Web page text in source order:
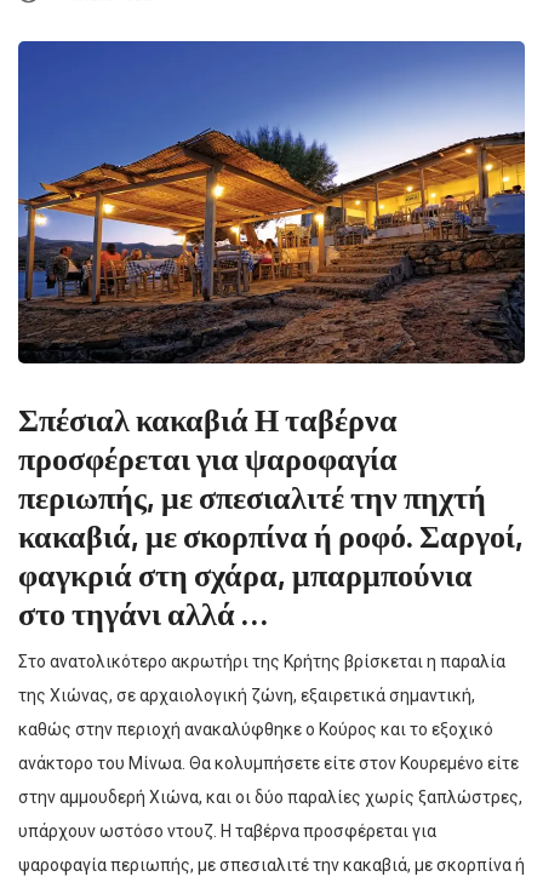
Σπέσιαλ κακαβιά Η ταβέρνα
προσφέρεται για ψαροφαγία
περιωπής, με σπεσιαλιτέ την πηχτή
κακαβιά, με σκορπίνα ή ροφό. Σαργοί,
φαγκριά στη σχάρα, μπαρμπούνια
στο τηγάνι αλλά …
Στο ανατολικότερο ακρωτήρι της Κρήτης βρίσκεται η παραλία
της Χιώνας, σε αρχαιολογική ζώνη, εξαιρετικά σημαντική,
καθώς στην περιοχή ανακαλύφθηκε ο Κούρος και το εξοχικό
ανάκτορο του Μίνωα. Θα κολυμπήσετε είτε στον Κουρεμένο είτε
στην αμμουδερή Χιώνα, και οι δύο παραλίες χωρίς ξαπλώστρες,
υπάρχουν ωστόσο ντουζ. Η ταβέρνα προσφέρεται για
ψαροφαγία περιωπής, με σπεσιαλιτέ την κακαβιά, με σκορπίνα ή